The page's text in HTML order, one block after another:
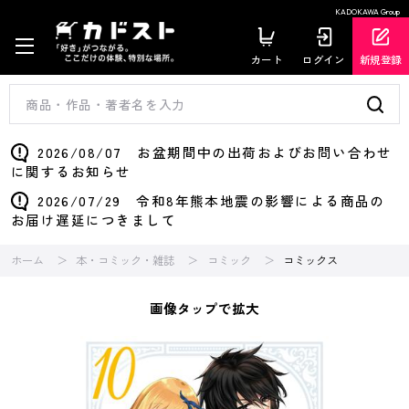
KADOKAWA Group
カート ログイン 新規登録
2026/08/07 お盆期間中の出荷およびお問い合わせ
に関するお知らせ
2026/07/29 令和8年熊本地震の影響による商品の
お届け遅延につきまして
ホーム 本・コミック・雑誌 コミック コミックス
画像タップで拡大